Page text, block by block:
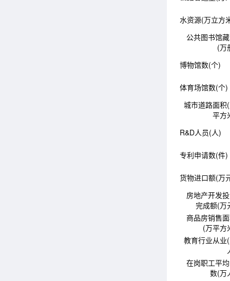
水资源(万立方
公共图书馆
(万
博物馆数(个)
体育场馆数(个)
城市道路面积
平方
R&D人员(人)
专利申请数(件)
货物进口额(万
房地产开发
完成额(万
商品房销售
(万平方
教育行业从业
在岗职工平
数(万